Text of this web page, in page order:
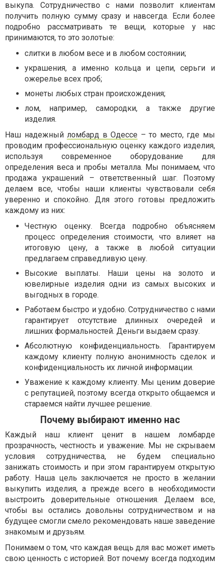
выкупа. Сотрудничество с нами позволит клиентам
получить полную сумму сразу и навсегда. Если более
подробно рассматривать те вещи, которые у нас
принимаются, то это золотые:
слитки в любом весе и в любом состоянии;
украшения, а именно кольца и цепи, серьги и
ожерелье всех проб;
монеты любых стран происхождения;
лом, например, самородки, а также другие
изделия.
Наш надежныйломбард в Одессе – то место, где мы
проводим профессиональную оценку каждого изделия,
используя современное оборудование для
определения веса и пробы металла. Мы понимаем, что
продажа украшений – ответственный шаг. Поэтому
делаем все, чтобы наши клиенты чувствовали себя
уверенно и спокойно. Для этого готовы предложить
каждому из них:
Честную оценку. Всегда подробно объясняем
процесс определения стоимости, что влияет на
итоговую цену, а также в любой ситуации
предлагаем справедливую цену.
Высокие выплаты. Наши цены на золото и
ювелирные изделия одни из самых высоких и
выгодных в городе.
Работаем быстро и удобно. Сотрудничество с нами
гарантирует отсутствие длинных очередей и
лишних формальностей. Деньги выдаем сразу.
Абсолютную конфиденциальность. Гарантируем
каждому клиенту полную анонимность сделок и
конфиденциальность их личной информации.
Уважение к каждому клиенту. Мы ценим доверие
с репутацией, поэтому всегда открыто общаемся и
стараемся найти лучшее решение.
Почему выбирают именно нас
Каждый наш клиент ценит в нашем ломбарде
прозрачность, честность и уважение. Мы не скрываем
условия сотрудничества, не будем специально
занижать стоимость и при этом гарантируем открытую
работу. Наша цель заключается не просто в желании
выкупить изделия, а прежде всего в необходимости
выстроить доверительные отношения. Делаем все,
чтобы вы остались довольны сотрудничеством и на
будущее смогли смело рекомендовать наше заведение
знакомым и друзьям.
Понимаем о том, что каждая вещь для вас может иметь
свою ценность с историей. Вот почему всегда подходим